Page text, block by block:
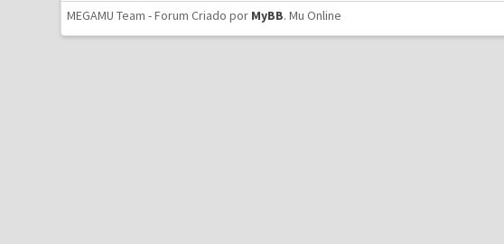
MEGAMU Team - Forum Criado por MyBB.Mu Online